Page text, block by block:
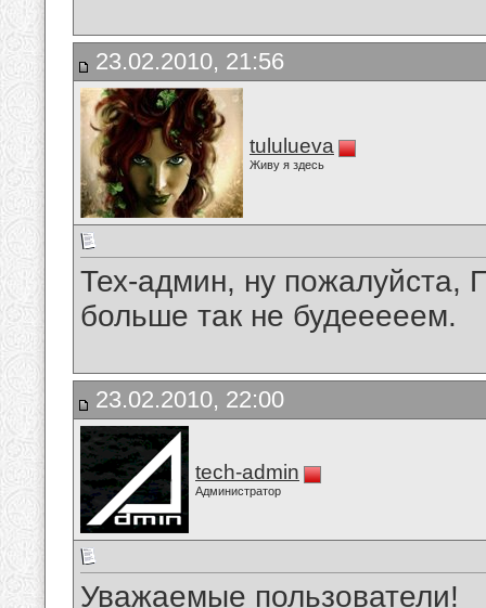
23.02.2010, 21:56
tululueva
Живу я здесь
Тех-админ, ну
больше так не будееееем.
23.02.2010, 22:00
tech-admin
Администратор
Уважаемые пользователи!